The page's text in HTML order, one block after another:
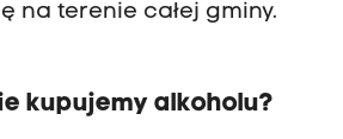
na terenie całej gminy.
kupujemy alkoholu?